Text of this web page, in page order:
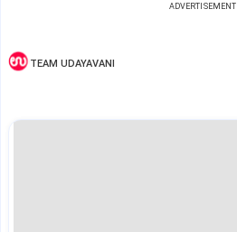
ADVERTISEMENT
TEAM UDAYAVANI